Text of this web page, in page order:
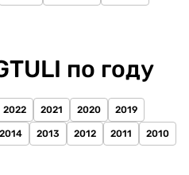
по году
2022 2021 2020 2019
2014 2013 2012 2011 2010